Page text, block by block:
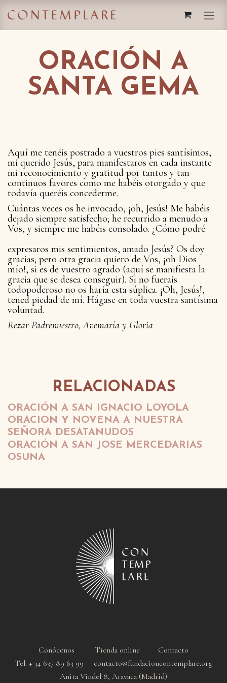
ORACIÓN A
SANTA GEMA
Aquí me tenéis postrado a vuestros pies santísimos,
mi querido Jesús, para manifestaros en cada instante
mi reconocimiento y gratitud por tantos y tan
continuos favores como me habéis otorgado y que
todavía queréis concederme.
Cuántas veces os he invocado, ¡oh, Jesús! Me habéis
dejado siempre satisfecho; he recurrido a menudo a
Vos, y siempre me habéis consolado. ¿Cómo podré
expresaros mis sentimientos, amado Jesús? Os doy
gracias; pero otra gracia quiero de Vos, ¡oh Dios
mío!, si es de vuestro agrado (aquí se manifiesta la
gracia que se desea conseguir). Si no fuerais
todopoderoso no os haría esta súplica. ¡Oh, Jesús!,
tened piedad de mí. Hágase en toda vuestra santísima
voluntad.
Rezar Padrenuestro, Avemaría y Gloria
RELACIONADAS
ORACIÓN A SAN IGNACIO LOYOLA
ORACION Y NOVENA A NUESTRA
SEÑORA DESATANUDOS
ORACIÓN A SAN JOSE MERCEDARIAS
OSUNA
Conócenos Tienda online
Contacto
Tel. + 34 637 89 63 99 contacto@fundacioncontemplare.org
Anita Vindel 8, Aravaca (Madrid)